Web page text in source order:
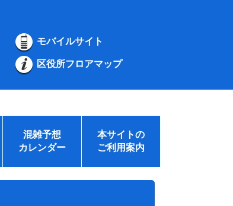
モバイルサイト
区役所フロアマップ
混雑予想
カレンダー
本サイトの
ご利用案内